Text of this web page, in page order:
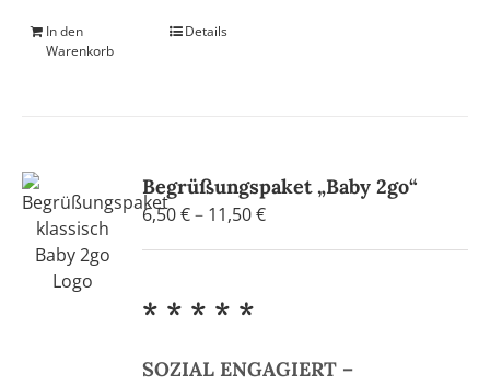
In den
Warenkorb
Details
Begrüßungspaket „Baby 2go“
6,50€– 11,50€Preisspanne:
* * * * *
SOZIAL ENGAGIERT –